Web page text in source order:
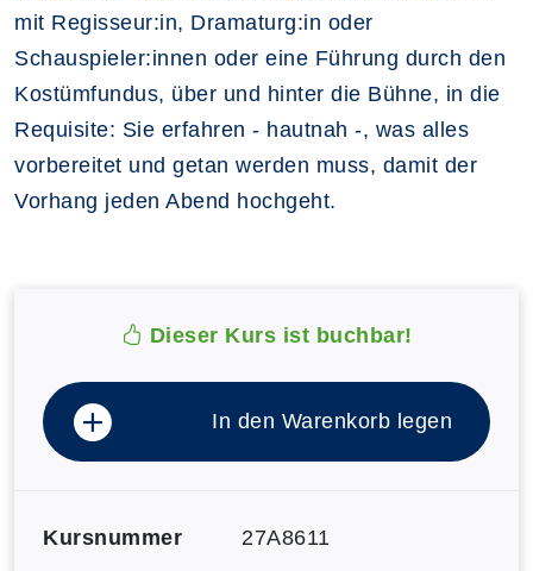
mit Regisseur:in, Dramaturg:in oder
Schauspieler:innen oder eine Führung durch den
Kostümfundus, über und hinter die Bühne, in die
Requisite: Sie erfahren - hautnah -, was alles
vorbereitet und getan werden muss, damit der
Vorhang jeden Abend hochgeht.
Dieser Kurs ist buchbar!
In den Warenkorb legen
Kursnummer 27A8611